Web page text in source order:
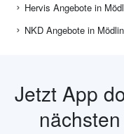
Hervis Angebote in
NKD Angebote in
Jetzt App
nächsten